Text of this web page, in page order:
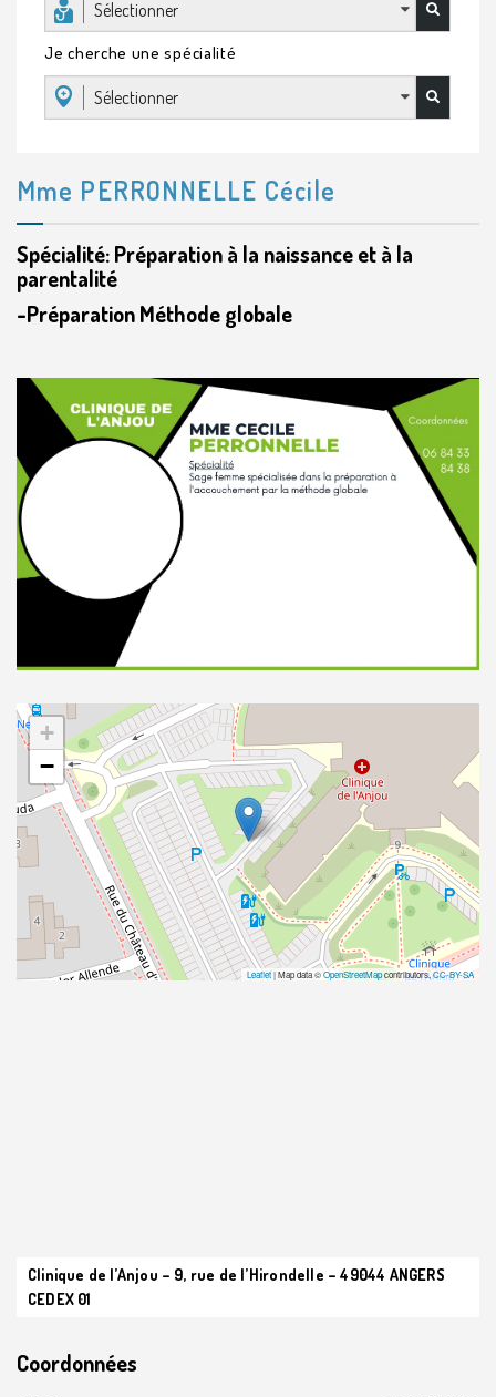
Sélectionner
Je cherche une spécialité
Sélectionner
Mme PERRONNELLE Cécile
Spécialité: Préparation à la naissance et à la
parentalité
-Préparation Méthode globale
+
−
Leaflet| Map data ©OpenStreetMapcontributors,CC-BY-SA
Clinique de l’Anjou – 9, rue de l’Hirondelle – 49044 ANGERS
CEDEX 01
Coordonnées